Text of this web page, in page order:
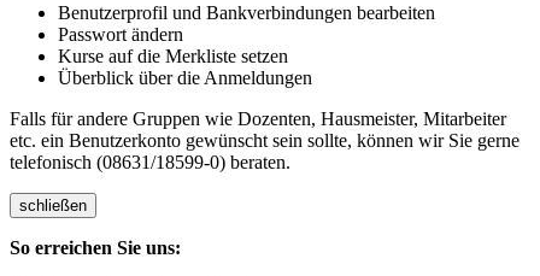
Benutzerprofil und Bankverbindungen bearbeiten
Passwort ändern
Kurse auf die Merkliste setzen
Überblick über die Anmeldungen
Falls für andere Gruppen wie Dozenten, Hausmeister, Mitarbeiter
etc. ein Benutzerkonto gewünscht sein sollte, können wir Sie gerne
telefonisch (08631/18599-0) beraten.
schließen
So erreichen Sie uns: